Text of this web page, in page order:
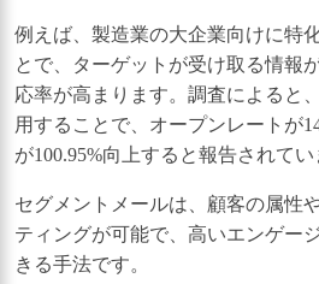
例えば、製造業の大企業向けに特
とで、ターゲットが受け取る情報
応率が高まります。調査によると
用することで、オープンレートが
が100.95%向上すると報告されてい
セグメントメールは、顧客の属性
ティングが可能で、高いエンゲー
きる手法です。